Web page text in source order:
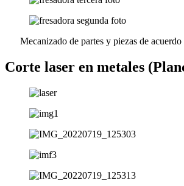
Mecanizado de partes y piezas de acuerdo
Corte laser en metales